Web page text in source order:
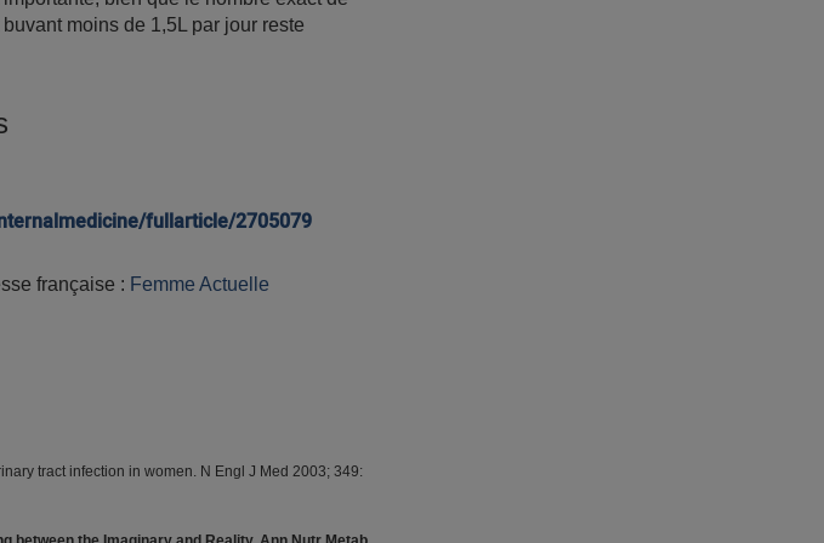
moins de 1,5L par jour reste
fullarticle/2705079
française : Femme Actuelle
tract infection in women. N Engl J Med 2003; 349: